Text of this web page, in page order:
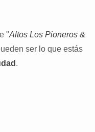
"Altos Los Pioneros &
ser lo que estás
.